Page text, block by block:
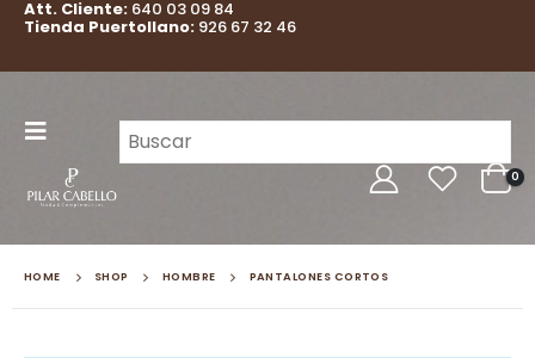
Att. Cliente: 640 03 09 84
Tienda Puertollano: 926 67 32 46
0
HOME SHOP HOMBRE PANTALONES CORTOS